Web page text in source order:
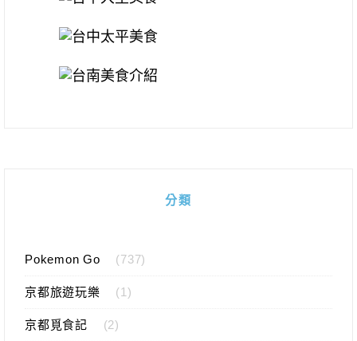
分類
Pokemon Go (737)
京都旅遊玩樂 (1)
京都覓食記 (2)